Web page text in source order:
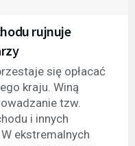
rujnuje
się opłacać
kraju. Winą
tzw.
i innych
ekstremalnych